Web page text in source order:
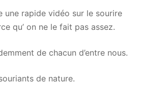
une rapide vidéo sur le sourire
qu’ on ne le fait pas assez.
de chacun d’entre nous.
de nature.